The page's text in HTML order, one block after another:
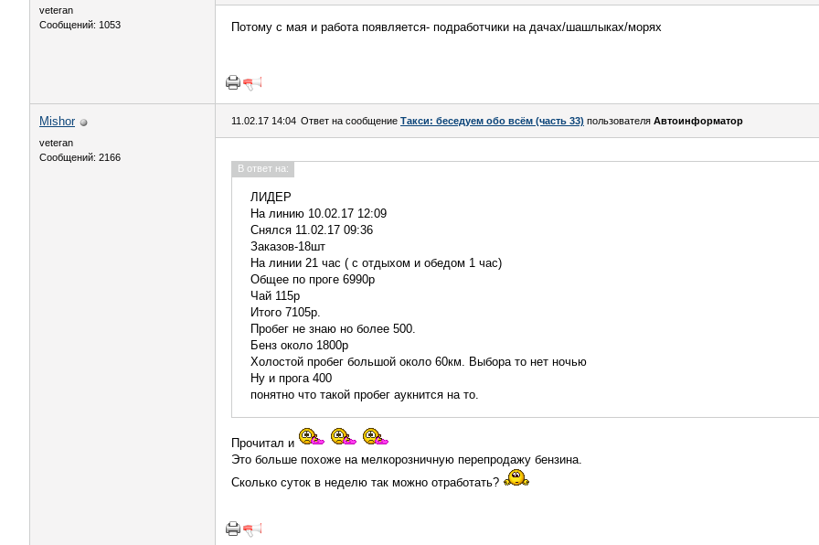
veteran
Сообщений: 1053
Потому с мая и работа появляется- подработчики на дачах/шашлыках/морях
Mishor
veteran
Сообщений: 2166
11.02.17 14:04 Ответ на сообщение Такси: беседуем обо всём (часть 33) пользователя Автоинформатор
В ответ на:
ЛИДЕР
На линию 10.02.17 12:09
Снялся 11.02.17 09:36
Заказов-18шт
На линии 21 час ( с отдыхом и обедом 1 час)
Общее по проге 6990р
Чай 115р
Итого 7105р.
Пробег не знаю но более 500.
Бенз около 1800р
Холостой пробег большой около 60км. Выбора то нет ночью
Ну и прога 400
понятно что такой пробег аукнится на то.
Прочитал и
Это больше похоже на мелкорозничную перепродажу бензина.
Сколько суток в неделю так можно отработать?